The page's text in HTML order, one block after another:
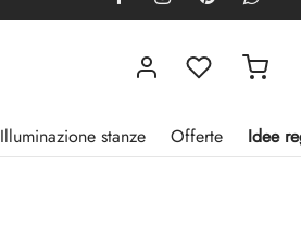
Illuminazione stanze Offerte Idee